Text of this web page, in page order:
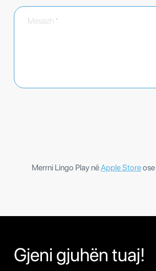
Merrni Lingo Play nëApple Storeose
Gjeni gjuhën tuaj!